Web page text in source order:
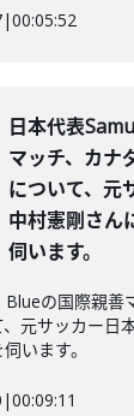
|00:05:52
日本代表
マッチ、カナ
について、元
中村憲剛さん
伺います。
の国際親善
元サッカー日
います。
|00:09:11